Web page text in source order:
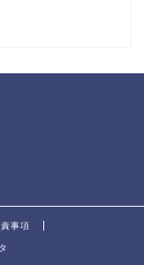
事項